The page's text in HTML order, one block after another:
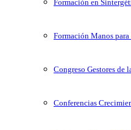
Formación en
Formación Manos para
Congreso Gestores de
Conferencias